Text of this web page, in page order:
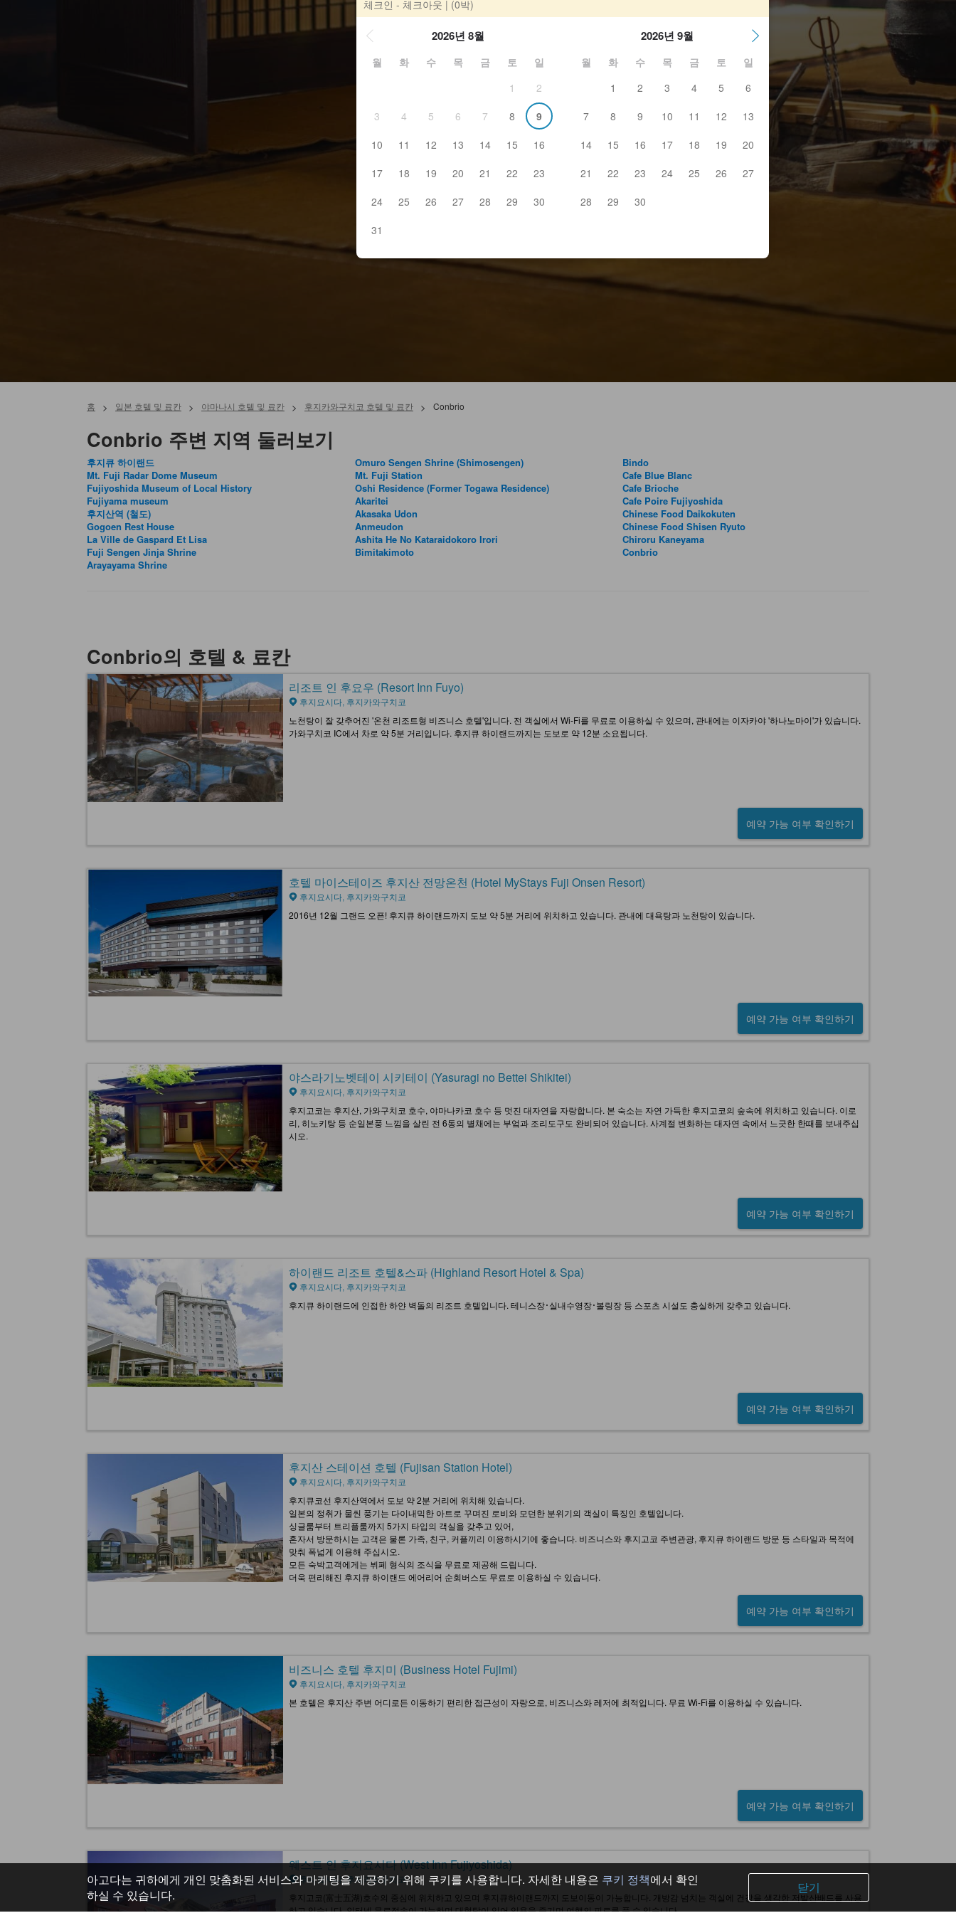
체크인 - 체크아웃 | (0박)
2026년 8월
월 화 수 목 금 토
일
1
2
3
4 5 6 7 8
9
10
11 12 13 14 15
16
17
18 19 20 21 22
23
24
25 26 27 28 29
30
31
2026년 9월
월 화 수 목 금 토
일
1
2 3 4 5
6
7
8 9 10 11 12
13
14
15 16 17 18 19
20
21
22 23 24 25 26
27
28
29 30
홈 > 일본 호텔 및 료칸 > 야마나시 호텔 및 료칸 > 후지카와구치코 호텔 및 료칸 > Conbrio
Conbrio 주변 지역 둘러보기
후지큐 하이랜드
Mt. Fuji Radar Dome Museum
Fujiyoshida Museum of Local History
Fujiyama museum
후지산역 (철도)
Gogoen Rest House
La Ville de Gaspard Et Lisa
Fuji Sengen Jinja Shrine
Arayayama Shrine
Omuro Sengen Shrine (Shimosengen)
Mt. Fuji Station
Oshi Residence (Former Togawa Residence)
Akaritei
Akasaka Udon
Anmeudon
Ashita He No Kataraidokoro Irori
Bimitakimoto
Bindo
Cafe Blue Blanc
Cafe Brioche
Cafe Poire Fujiyoshida
Chinese Food Daikokuten
Chinese Food Shisen Ryuto
Chiroru Kaneyama
Conbrio
Conbrio의 호텔 & 료칸
리조트 인 후요우 (Resort Inn Fuyo)
후지요시다, 후지카와구치코
노천탕이 잘 갖추어진 '온천 리조트형 비즈니스 호텔'입니다. 전 객실에서 Wi-Fi를 무료로 이용하실 수 있으며, 관내에는 이자카야 '하나노마이'가 있습니다.
가와구치코 IC에서 차로 약 5분 거리입니다. 후지큐 하이랜드까지는 도보로 약 12분 소요됩니다.
예약 가능 여부 확인하기
호텔 마이스테이즈 후지산 전망온천 (Hotel MyStays Fuji Onsen Resort)
후지요시다, 후지카와구치코
2016년 12월 그랜드 오픈! 후지큐 하이랜드까지 도보 약 5분 거리에 위치하고 있습니다. 관내에 대욕탕과 노천탕이 있습니다.
예약 가능 여부 확인하기
야스라기노벳테이 시키테이 (Yasuragi no Bettei Shikitei)
후지요시다, 후지카와구치코
후지고코는 후지산, 가와구치코 호수, 야마나카코 호수 등 멋진 대자연을 자랑합니다. 본 숙소는 자연 가득한 후지고코의 숲속에 위치하고 있습니다. 이로
리, 히노키탕 등 순일본풍 느낌을 살린 전 6동의 별채에는 부엌과 조리도구도 완비되어 있습니다. 사계절 변화하는 대자연 속에서 느긋한 한때를 보내주십
시오.
예약 가능 여부 확인하기
하이랜드 리조트 호텔&스파 (Highland Resort Hotel & Spa)
후지요시다, 후지카와구치코
후지큐 하이랜드에 인접한 하얀 벽돌의 리조트 호텔입니다. 테니스장･실내수영장･볼링장 등 스포츠 시설도 충실하게 갖추고 있습니다.
예약 가능 여부 확인하기
후지산 스테이션 호텔 (Fujisan Station Hotel)
후지요시다, 후지카와구치코
후지큐코선 후지산역에서 도보 약 2분 거리에 위치해 있습니다.
일본의 정취가 물씬 풍기는 다이내믹한 아트로 꾸며진 로비와 모던한 분위기의 객실이 특징인 호텔입니다.
싱글룸부터 트리플룸까지 5가지 타입의 객실을 갖추고 있어,
혼자서 방문하시는 고객은 물론 가족, 친구, 커플끼리 이용하시기에 좋습니다. 비즈니스와 후지고코 주변관광, 후지큐 하이랜드 방문 등 스타일과 목적에
맞춰 폭넓게 이용해 주십시오.
모든 숙박고객에게는 뷔페 형식의 조식을 무료로 제공해 드립니다.
더욱 편리해진 후지큐 하이랜드 에어리어 순회버스도 무료로 이용하실 수 있습니다.
예약 가능 여부 확인하기
비즈니스 호텔 후지미 (Business Hotel Fujimi)
후지요시다, 후지카와구치코
본 호텔은 후지산 주변 어디로든 이동하기 편리한 접근성이 자랑으로, 비즈니스와 레저에 최적입니다. 무료 Wi-Fi를 이용하실 수 있습니다.
예약 가능 여부 확인하기
웨스트 인 후지요시다 (West Inn Fujiyoshida)
후지요시다, 후지카와구치코
후지고코(富士五湖)호수의 중심에 위치하고 있으며 후지큐하이랜드까지 도보이동이 가능합니다. 개방감 넘치는 객실에 건강을 생각한 저발산배드를 사용
하고 있습니다. 인터넷 무료접속이 가능하며 대형탕이 있어 입욕을 즐기며 여행의 피로를 풀 수 있습니다.
아고다는 귀하에게 개인 맞춤화된 서비스와 마케팅을 제공하기 위해 쿠키를 사용합니다. 자세한 내용은 쿠키 정책에서 확인
하실 수 있습니다.
닫기